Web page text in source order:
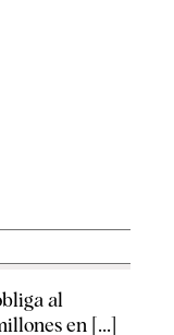
al
en [...]